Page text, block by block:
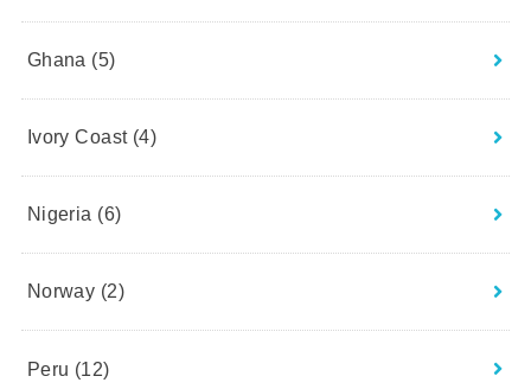
Ghana (5)
Ivory Coast (4)
Nigeria (6)
Norway (2)
Peru (12)